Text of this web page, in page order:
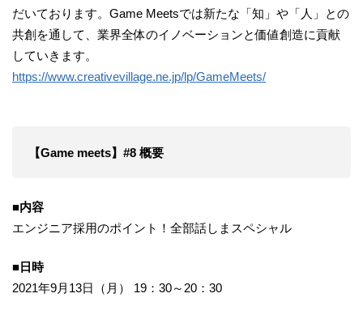
だいております。Game Meetsでは新たな「知」や「人」との
共創を通して、業界全体のイノベーションと価値創造に貢献
していきます。
https://www.creativevillage.ne.jp/lp/GameMeets/
【Game meets】#8 概要
■内容
エンジニア採用のポイント！全部話しまスペシャル
■日時
2021年9月13日（月） 19：30～20：30